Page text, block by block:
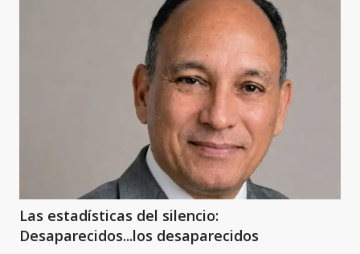
Las estadísticas del silencio:
Desaparecidos...los desaparecidos